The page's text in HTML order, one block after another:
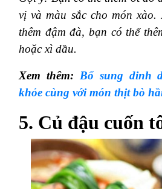
vị và màu sắc cho món xào.
thêm đậm đà, bạn có thể
hoặc xì dầu.
Xem thêm: Bổ sung dinh
khỏe cùng với món thịt bò
5. Củ đậu cuốn